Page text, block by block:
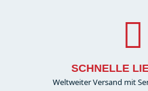
SCHNELLE
Weltweiter Versand mit